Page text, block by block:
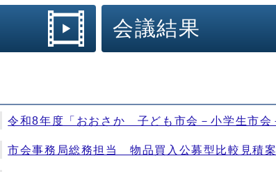
会議結果
令和8年度「おおさか 子ども市会－小学生市会
市会事務局総務担当 物品買入公募型比較見積